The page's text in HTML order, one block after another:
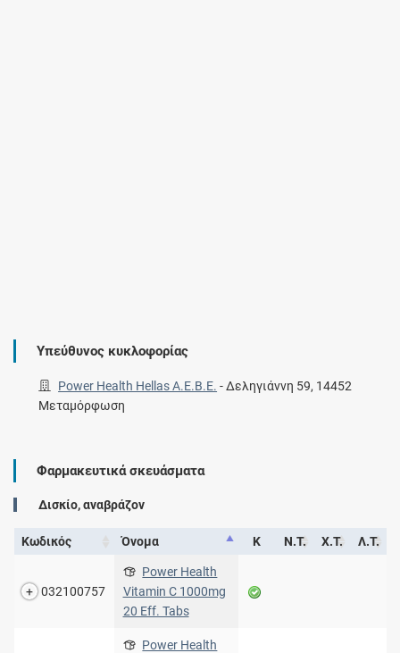
Υπεύθυνος κυκλοφορίας
Power Health Hellas Α.Ε.Β.Ε. -Δεληγιάννη 59, 14452
Μεταμόρφωση
Φαρμακευτικά σκευάσματα
Δισκίο, αναβράζον
Κωδικός Όνομα Κ Ν.Τ. Χ.Τ. Λ.Τ.
032100757
Power Health
Vitamin C 1000mg
20 Eff. Tabs
Power Health